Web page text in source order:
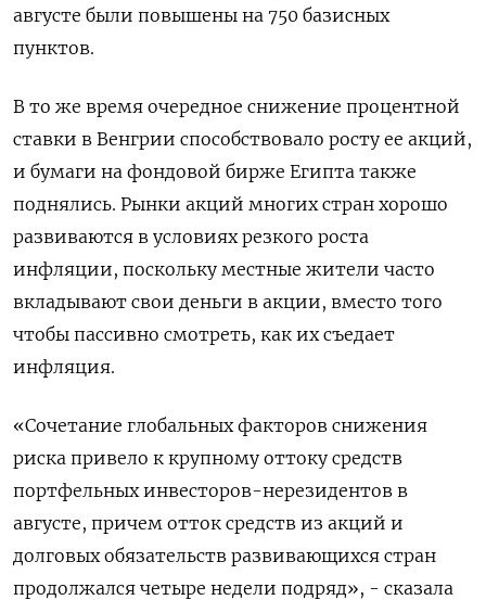
августе были повышены на 750 базисных
пунктов.
В то же время очередное снижение процентной
ставки в Венгрии способствовало росту ее акций,
и бумаги на фондовой бирже Египта также
поднялись. Рынки акций многих стран хорошо
развиваются в условиях резкого роста
инфляции, поскольку местные жители часто
вкладывают свои деньги в акции, вместо того
чтобы пассивно смотреть, как их съедает
инфляция.
«Сочетание глобальных факторов снижения
риска привело к крупному оттоку средств
портфельных инвесторов-нерезидентов в
августе, причем отток средств из акций и
долговых обязательств развивающихся стран
продолжался четыре недели подряд», - сказала